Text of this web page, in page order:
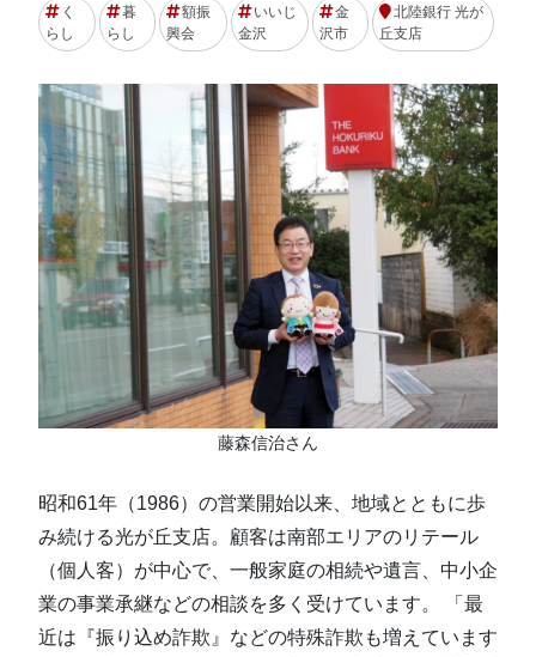
く
らし
暮
らし
額振
興会
いいじ
金沢
金
沢市
北陸銀行 光が
丘支店
藤森信治さん
昭和61年（1986）の営業開始以来、地域とともに歩
み続ける光が丘支店。顧客は南部エリアのリテール
（個人客）が中心で、一般家庭の相続や遺言、中小企
業の事業承継などの相談を多く受けています。 「最
近は『振り込め詐欺』などの特殊詐欺も増えています